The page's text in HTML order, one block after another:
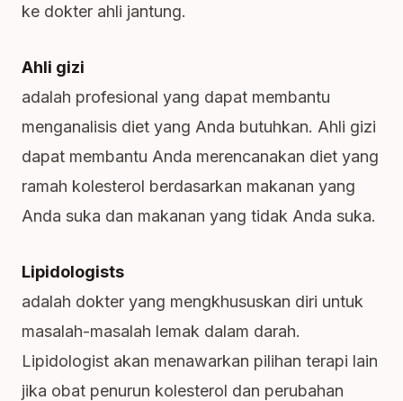
ke dokter ahli jantung.
Ahli gizi
adalah profesional yang dapat membantu
menganalisis diet yang Anda butuhkan. Ahli gizi
dapat membantu Anda merencanakan diet yang
ramah kolesterol berdasarkan makanan yang
Anda suka dan makanan yang tidak Anda suka.
Lipidologists
adalah dokter yang mengkhususkan diri untuk
masalah-masalah lemak dalam darah.
Lipidologist akan menawarkan pilihan terapi lain
jika obat penurun kolesterol dan perubahan